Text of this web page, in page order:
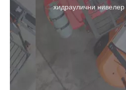
хидраулични